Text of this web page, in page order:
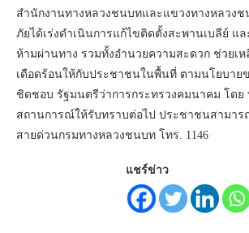
สำนักงานทางหลวงชนบทและแขวงทางหลวง
ภัยได้เร่งดำเนินการแก้ไขติดตั้งสะพานเบลีย์ แ
ห้ามผ่านทาง รวมทั้งอำนวยความสะดวก ช่วยเห
เดือดร้อนให้กับประชาชนในพื้นที่ ตามนโยบาย
ชิดชอบ รัฐมนตรีว่าการกระทรวงคมนาคม โดย
สถานการณ์ให้รับทราบต่อไป ประชาชนสามาร
สายด่วนกรมทางหลวงชนบท โทร. 1146
แชร์ข่าว